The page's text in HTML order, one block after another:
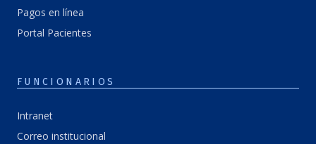
Pagos en línea
Portal Pacientes
FUNCIONARIOS
Intranet
Correo institucional